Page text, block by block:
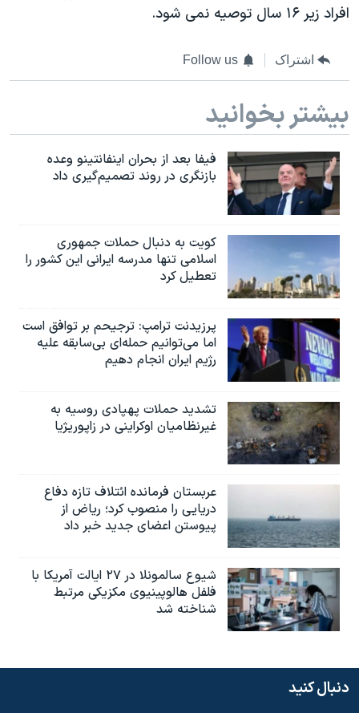
افراد زیر ۱۶ سال توصیه نمی شود.
اشتراک Follow us
بیشتر بخوانید
فیفا بعد از بحران اینفانتینو وعده
بازنگری در روند تصمیم‌گیری داد
کویت به دنبال حملات جمهوری
اسلامی تنها مدرسه ایرانی این کشور را
تعطیل کرد
پرزیدنت ترامپ: ترجیحم بر توافق است
اما می‌توانیم حمله‌ای بی‌سابقه علیه
رژیم ایران انجام دهیم
تشدید حملات پهپادی روسیه به
غیرنظامیان اوکراینی در زاپوریژیا
عربستان فرمانده ائتلاف تازه دفاع
دریایی را منصوب کرد؛ ریاض از
پیوستن اعضای جدید خبر داد
شیوع سالمونلا در ۲۷ ایالت آمریکا با
فلفل هالوپینیوی مکزیکی مرتبط
شناخته شد
دنبال کنید